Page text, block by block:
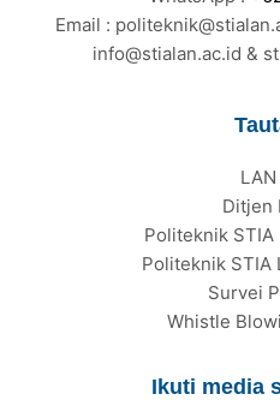
Email :
info@stialan.ac.id &
LAN
Ditjen
Politeknik STIA
Politeknik STIA
Survei
Whistle
Ikuti media